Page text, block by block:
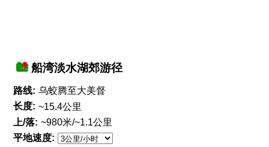
船湾淡水湖郊游径
路线: 乌蛟腾至大美督
长度: ~15.4公里
上/落: ~980米/~1.1公里
平地速度: